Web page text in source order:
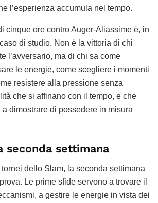
l’esperienza accumula nel tempo.
cinque ore contro Auger-Aliassime è, in
di studio. Non è la vittoria di chi
l’avversario, ma di chi sa come
le energie, come scegliere i momenti
resistere alla pressione senza
che si affinano con il tempo, e che
dimostrare di possedere in misura
seconda settimana
dello Slam, la seconda settimana
Le prime sfide servono a trovare il
a gestire le energie in vista dei